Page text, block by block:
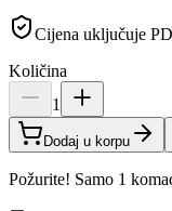
Cijena uključuje
Količina
1
Dodaj u korpu
Požurite! Samo 1